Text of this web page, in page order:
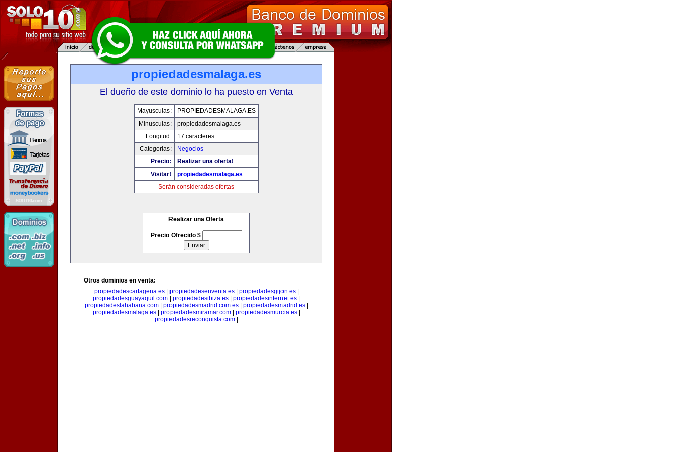
propiedadesmalaga.es
El dueño de este dominio lo ha puesto en Venta
Mayusculas:
PROPIEDADESMALAGA.ES
Minusculas:
propiedadesmalaga.es
Longitud:
17 caracteres
Categorias:
Negocios
Precio:
Realizar una oferta!
Visitar!
propiedadesmalaga.es
Serán consideradas ofertas
Realizar una Oferta
Precio Ofrecido $
Otros dominios en venta:
propiedadescartagena.es| propiedadesenventa.es| propiedadesgijon.es|
propiedadesguayaquil.com
propiedadesibiza.es propiedadesinternet.es
propiedadeslahabana.com| propiedadesmadrid.com.es| propiedadesmadrid.es|
propiedadesmalaga.es| propiedadesmiramar.com| propiedadesmurcia.es|
propiedadesreconquista.com|